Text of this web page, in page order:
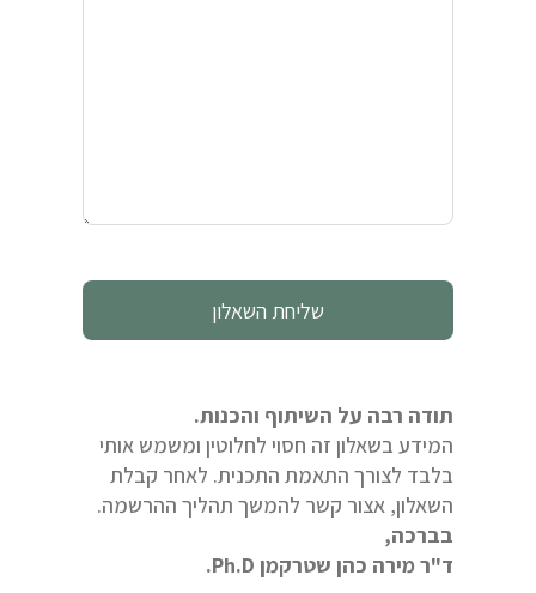
תודה רבה על השיתוף והכנות.
המידע בשאלון זה חסוי לחלוטין ומשמש אותי
בלבד לצורך התאמת התכנית. לאחר קבלת
השאלון, אצור קשר להמשך תהליך ההרשמה.
בברכה,
ד"ר מירה כהן שטרקמן Ph.D.